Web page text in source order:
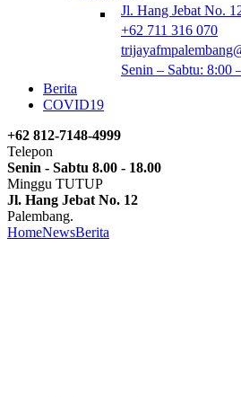
Jl. Hang Jebat No.
+62 711 316 070
Senin – Sabtu:
Berita
COVID19
+62 812-7148-4999
Telepon
Senin - Sabtu 8.00 - 18.00
Minggu TUTUP
Jl. Hang Jebat No. 12
Palembang.
HomeNewsBerita